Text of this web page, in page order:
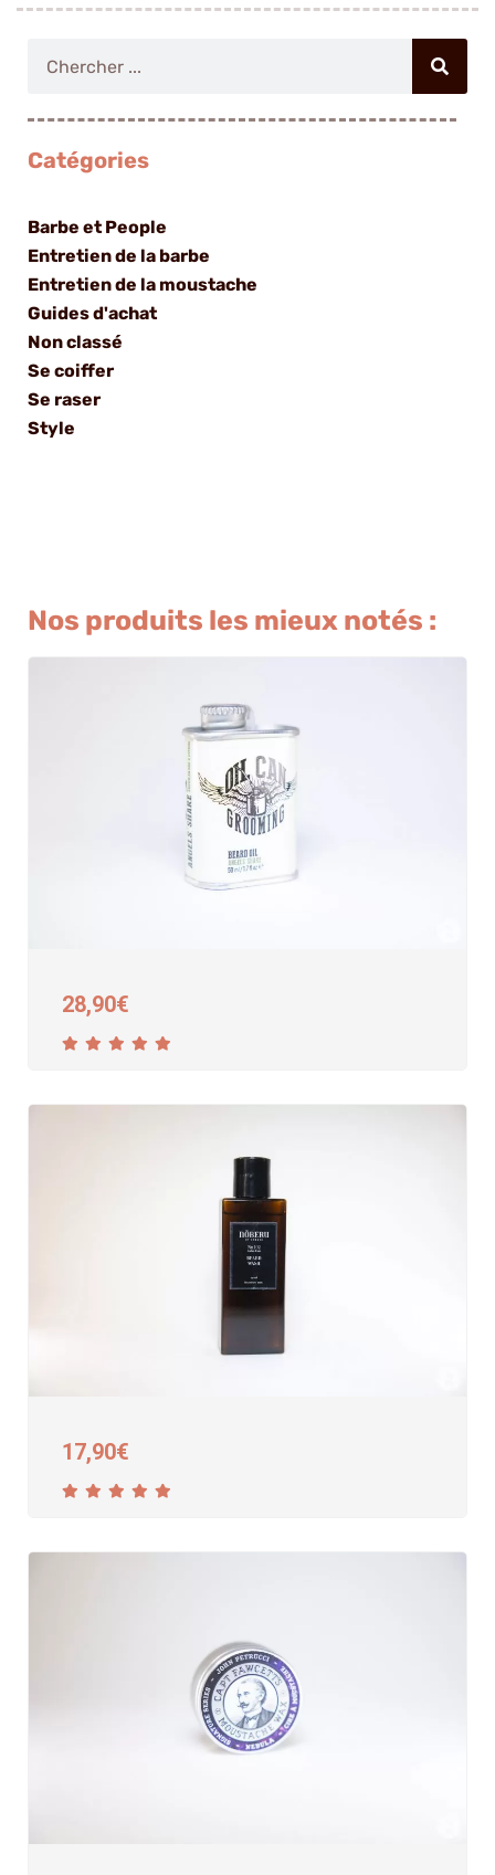
Catégories
Barbe et People
Entretien de la barbe
Entretien de la moustache
Guides d'achat
Non classé
Se coiffer
Se raser
Style
Nos produits les mieux notés :
28,90€
17,90€